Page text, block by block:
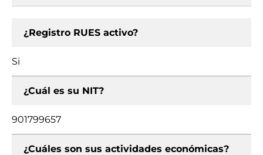
¿Registro RUES activo?
Si
¿Cuál es su NIT?
901799657
¿Cuáles son sus actividades económicas?